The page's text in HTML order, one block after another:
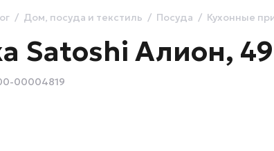
Дом, посуда и текстиль Посуда Кухонные
Satoshi Алион,
00004819